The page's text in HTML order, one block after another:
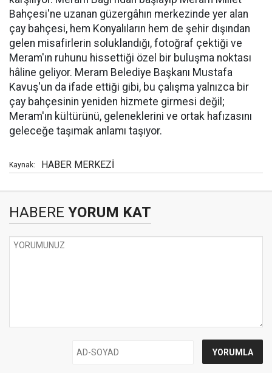
Bahçesi'ne uzanan güzergâhın merkezinde yer alan
çay bahçesi, hem Konyalıların hem de şehir dışından
gelen misafirlerin soluklandığı, fotoğraf çektiği ve
Meram'ın ruhunu hissettiği özel bir buluşma noktası
hâline geliyor. Meram Belediye Başkanı Mustafa
Kavuş'un da ifade ettiği gibi, bu çalışma yalnızca bir
çay bahçesinin yeniden hizmete girmesi değil;
Meram'ın kültürünü, geleneklerini ve ortak hafızasını
geleceğe taşımak anlamı taşıyor.
Kaynak: HABER MERKEZİ
HABERE YORUM KAT